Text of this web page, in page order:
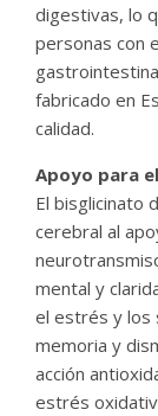
digestivas, lo
personas con
fabricado en
calidad.
Apoyo para
El bisglicinato
cerebral al
mental y
el estrés y los
memoria y
acción
estrés